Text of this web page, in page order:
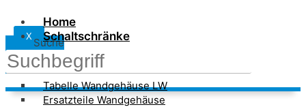
X
Home
Schaltschränke
Wandgehäuse LW
Tabelle Wandgehäuse LW
Ersatzteile Wandgehäuse
Suche